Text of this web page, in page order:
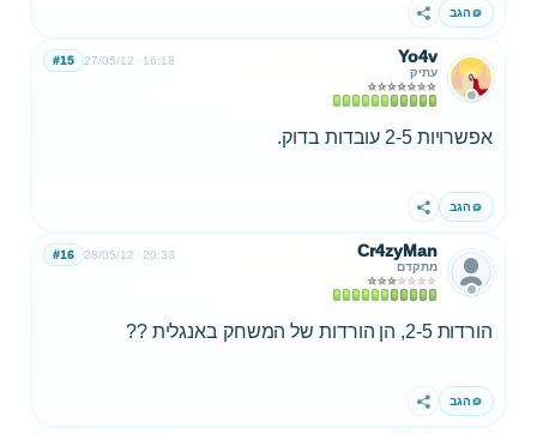
הגב שתף
Yo4v
עתיק
27/05/12 16:18
#15
אפשרויות 2-5 עובדות בדוק.
הגב שתף
Cr4zyMan
מתקדם
28/05/12 20:33
#16
הורדות 2-5, הן הורדות של המשחק באנגלית ??
הגב שתף